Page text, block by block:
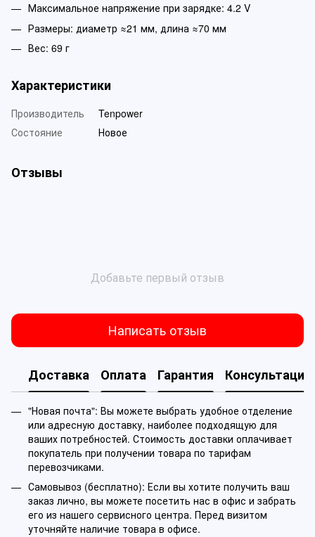
Максимальное напряжение при зарядке: 4.2 V
Размеры: диаметр ≈21 мм, длина ≈70 мм
Вес: 69 г
Характеристики
Производитель
Tenpower
Состояние
Новое
Отзывы
Добавьте первый отзыв
Написать отзыв
Доставка Оплата Гарантия Консультация
"Новая почта": Вы можете выбрать удобное отделение
или адресную доставку, наиболее подходящую для
ваших потребностей. Стоимость доставки оплачивает
покупатель при получении товара по тарифам
перевозчиками.
Самовывоз (бесплатно): Если вы хотите получить ваш
заказ лично, вы можете посетить нас в офис и забрать
его из нашего сервисного центра. Перед визитом
уточняйте наличие товара в офисе.